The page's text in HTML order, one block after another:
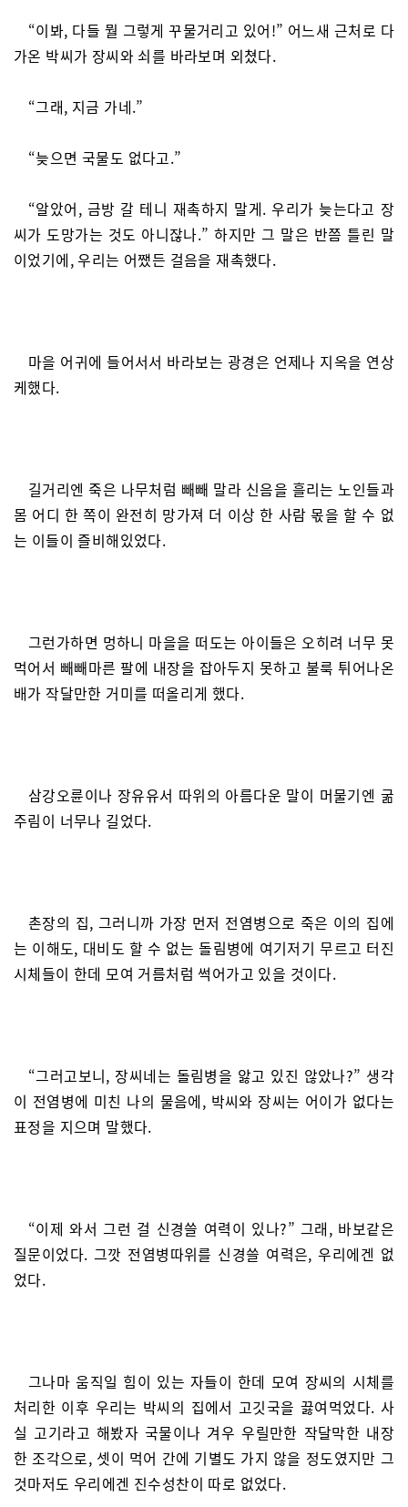
“이봐, 다들 뭘 그렇게 꾸물거리고 있어!” 어느새 근처로 다
가온 박씨가 장씨와 쇠를 바라보며 외쳤다.
“그래, 지금 가네.”
“늦으면 국물도 없다고.”
“알았어, 금방 갈 테니 재촉하지 말게. 우리가 늦는다고 장
씨가 도망가는 것도 아니잖나.” 하지만 그 말은 반쯤 틀린 말
이었기에, 우리는 어쨌든 걸음을 재촉했다.
마을 어귀에 들어서서 바라보는 광경은 언제나 지옥을 연상
케했다.
길거리엔 죽은 나무처럼 빼빼 말라 신음을 흘리는 노인들과
몸 어디 한 쪽이 완전히 망가져 더 이상 한 사람 몫을 할 수 없
는 이들이 즐비해있었다.
그런가하면 멍하니 마을을 떠도는 아이들은 오히려 너무 못
먹어서 빼빼마른 팔에 내장을 잡아두지 못하고 불룩 튀어나온
배가 작달만한 거미를 떠올리게 했다.
삼강오륜이나 장유유서 따위의 아름다운 말이 머물기엔 굶
주림이 너무나 길었다.
촌장의 집, 그러니까 가장 먼저 전염병으로 죽은 이의 집에
는 이해도, 대비도 할 수 없는 돌림병에 여기저기 무르고 터진
시체들이 한데 모여 거름처럼 썩어가고 있을 것이다.
“그러고보니, 장씨네는 돌림병을 앓고 있진 않았나?” 생각
이 전염병에 미친 나의 물음에, 박씨와 장씨는 어이가 없다는
표정을 지으며 말했다.
“이제 와서 그런 걸 신경쓸 여력이 있나?” 그래, 바보같은
질문이었다. 그깟 전염병따위를 신경쓸 여력은, 우리에겐 없
었다.
그나마 움직일 힘이 있는 자들이 한데 모여 장씨의 시체를
처리한 이후 우리는 박씨의 집에서 고깃국을 끓여먹었다. 사
실 고기라고 해봤자 국물이나 겨우 우릴만한 작달막한 내장
한 조각으로, 셋이 먹어 간에 기별도 가지 않을 정도였지만 그
것마저도 우리에겐 진수성찬이 따로 없었다.